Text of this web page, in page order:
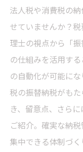
法人税や消費税の
せていませんか？
理士の視点から「
の仕組みを活用す
の自動化が可能に
税の振替納税がも
き、留意点、さら
ご紹介。確実な納
集中できる体制づく